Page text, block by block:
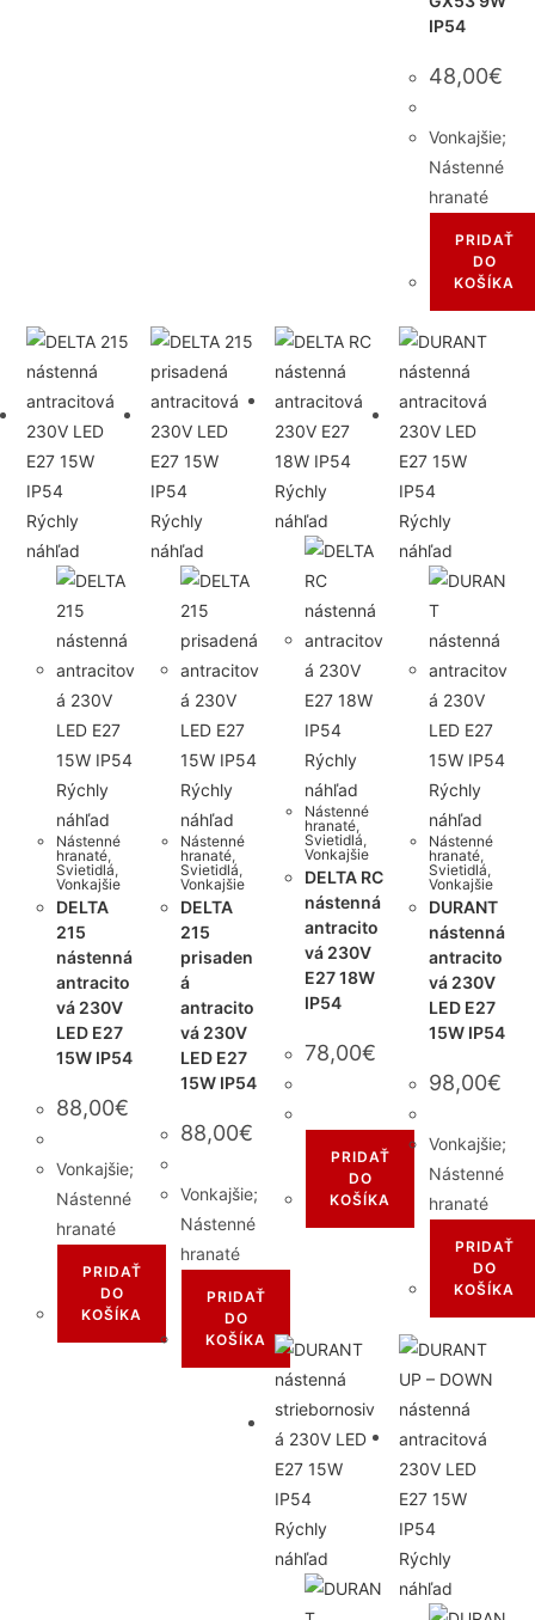
IP54
48,00€
Vonkajšie;
Nástenné
hranaté
PRIDAŤ
DO
KOŠÍKA
Rýchly
náhľad
Rýchly
náhľad
Nástenné
hranaté,
Svietidlá,
Vonkajšie
DELTA
215
nástenná
antracito
vá 230V
LED E27
15W IP54
88,00€
Vonkajšie;
Nástenné
hranaté
PRIDAŤ
DO
KOŠÍKA
Rýchly
náhľad
Rýchly
náhľad
Nástenné
hranaté,
Svietidlá,
Vonkajšie
DELTA
215
prisaden
á
antracito
vá 230V
LED E27
15W IP54
88,00€
Vonkajšie;
Nástenné
hranaté
PRIDAŤ
DO
KOŠÍKA
Rýchly
náhľad
Rýchly
náhľad
Nástenné
hranaté,
Svietidlá,
Vonkajšie
DELTA RC
nástenná
antracito
vá 230V
E27 18W
IP54
78,00€
PRIDAŤ
DO
KOŠÍKA
Rýchly
náhľad
Rýchly
náhľad
Nástenné
hranaté,
Svietidlá,
Vonkajšie
DURANT
nástenná
antracito
vá 230V
LED E27
15W IP54
98,00€
Vonkajšie;
Nástenné
hranaté
PRIDAŤ
DO
KOŠÍKA
Rýchly
náhľad
Rýchly
náhľad